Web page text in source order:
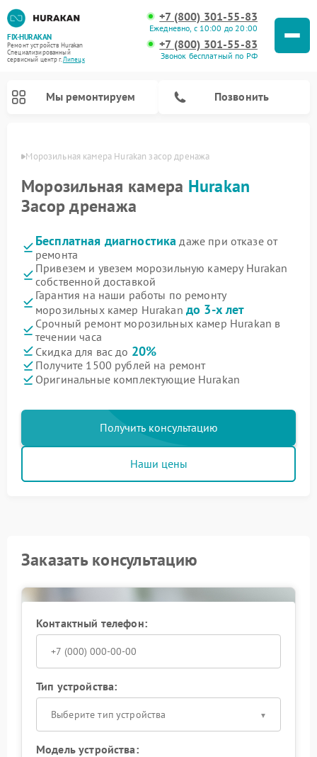
FIX-HURAKAN
Ремонт устройств Hurakan
Специализированный
cервисный центр г.Липецк
+7 (800) 301-55-83
Ежедневно, с 10:00 до 20:00
+7 (800) 301-55-83
Звонок бесплатный по РФ
Мы ремонтируем Позвонить
Морозильная камера Hurakan засор дренажа
Морозильная камера Hurakan
Засор дренажа
Бесплатная диагностика даже при отказе от
ремонта
Привезем и увезем морозильную камеру Hurakan
собственной доставкой
Гарантия на наши работы по ремонту
морозильных камер Hurakan до 3-х лет
Срочный ремонт морозильных камер Hurakan в
течении часа
Скидка для вас до 20%
Получите 1500 рублей на ремонт
Оригинальные комплектующие Hurakan
Получить консультацию
Наши цены
Заказать консультацию
Контактный телефон:
Тип устройства:
Выберите тип устройства
Модель устройства: